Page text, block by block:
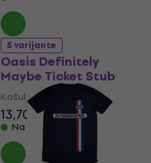
5 varijante
Oasis Definitely
Maybe Ticket Stub
Košulja
13,70 € 13,90 €
Na skladištu